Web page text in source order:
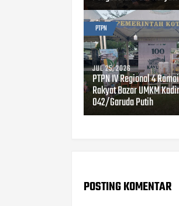
PTPN
JUL 25, 2026
PTPN IV Regional 4
Rakyat Bazar UMKM
042/Garuda Putih
POSTING KOMENTAR